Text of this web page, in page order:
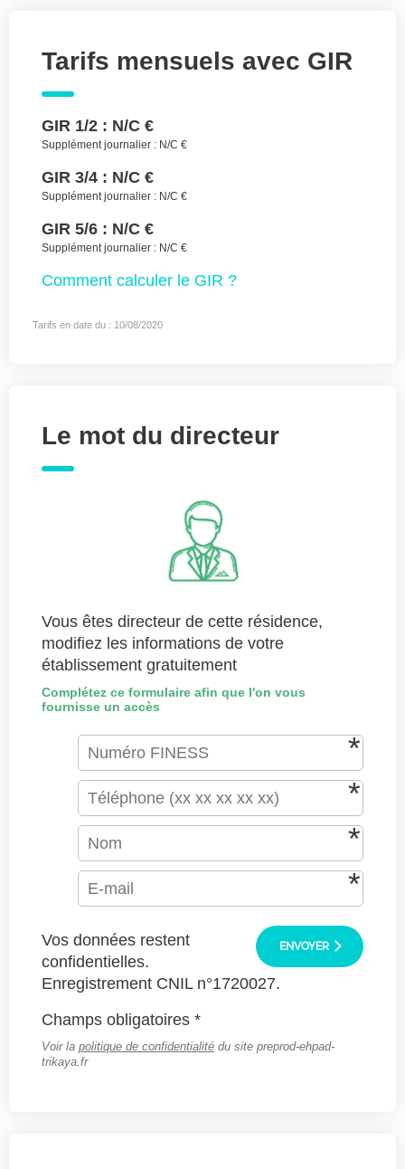
confidentialite/)
Tarifs mensuels avec GIR
GIR 1/2 : N/C €
Supplément journalier : N/C €
GIR 3/4 : N/C €
Supplément journalier : N/C €
GIR 5/6 : N/C €
Supplément journalier : N/C €
Comment calculer le GIR ?
Tarifs en date du : 10/08/2020
Le mot du directeur
Vous êtes directeur de cette résidence,
modifiez les informations de votre
établissement gratuitement
Complétez ce formulaire afin que l'on vous
fournisse un accès
ENVOYER
Vos données restent
confidentielles.
Enregistrement CNIL n°1720027.
Champs obligatoires *
Voir la politique de confidentialité du site preprod-ehpad-
trikaya.fr